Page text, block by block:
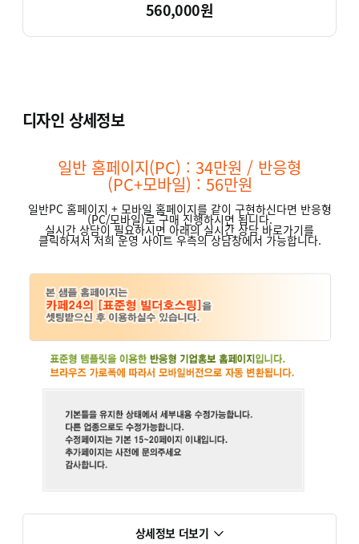
560,000원
디자인 상세정보
일반 홈페이지(PC) : 34만원 / 반응형
(PC+모바일) : 56만원
일반PC 홈페이지 + 모바일 홈페이지를 같이 구현하신다면 반응형
(PC/모바일)로 구매 진행하시면 됩니다.
실시간 상담이 필요하시면 아래의실시간 상담 바로가기를
클릭하셔서 저희 운영 사이트 우측의 상담창에서 가능합니다.
상세정보 더보기